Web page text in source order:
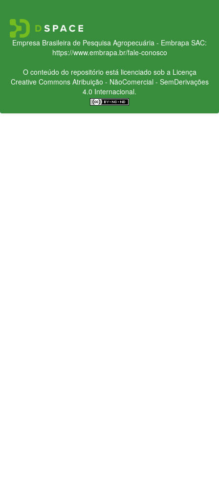
Empresa Brasileira de Pesquisa Agropecuária - Embrapa SAC:
https://www.embrapa.br/fale-conosco
O conteúdo do repositório está licenciado sob a Licença
Creative CommonsAtribuição - NãoComercial - SemDerivações
4.0 Internacional.